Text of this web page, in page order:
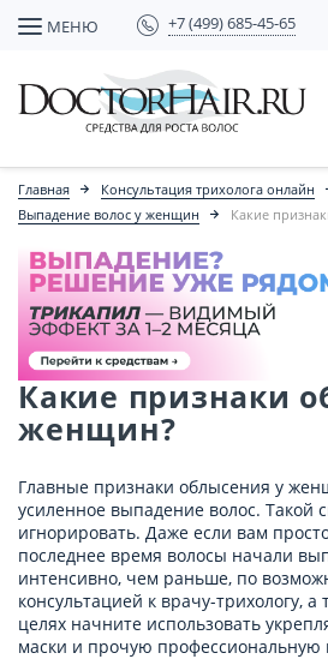
МЕНЮ +7 (499) 685-45-65
Главная
Консультация трихолога онлайн
Выпадение волос у женщин
Какие
Какие признаки
женщин?
Главные признаки облысения у
усиленное выпадение волос. Такой
игнорировать. Даже если вам
последнее время волосы начали
интенсивно, чем раньше, по
консультацией к врачу-трихологу,
целях начните использовать
маски и прочую профессиональную